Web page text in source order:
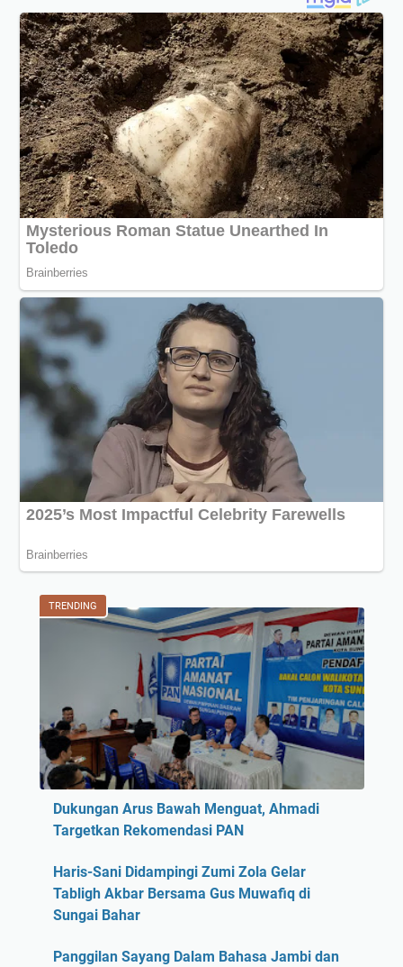
TRENDING
Dukungan Arus Bawah Menguat, Ahmadi
Targetkan Rekomendasi PAN
Haris-Sani Didampingi Zumi Zola Gelar
Tabligh Akbar Bersama Gus Muwafiq di
Sungai Bahar
Panggilan Sayang Dalam Bahasa Jambi dan